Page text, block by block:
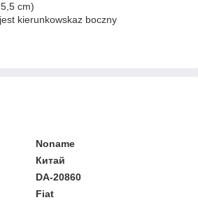
cm)
kierunkowskaz boczny
Noname
Китай
DA-20860
Fiat